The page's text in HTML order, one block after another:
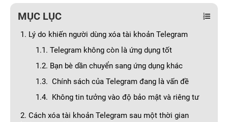
MỤC LỤC
1. Lý do khiến người dùng xóa tài khoản Telegram
1.1. Telegram không còn là ứng dụng tốt
1.2. Bạn bè dần chuyển sang ứng dụng khác
1.3. Chính sách của Telegram đang là vấn đề
1.4. Không tin tưởng vào độ bảo mật và riêng tư
2. Cách xóa tài khoản Telegram sau một thời gian